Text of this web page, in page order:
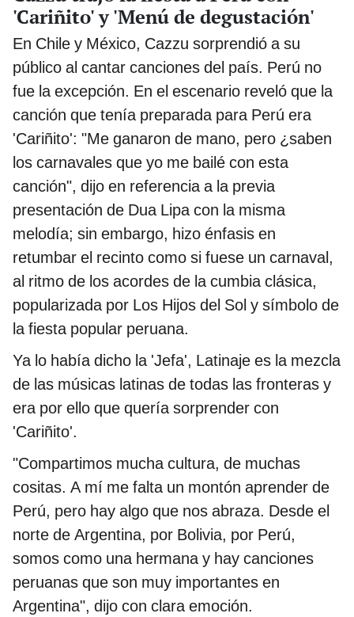
'Cariñito' y 'Menú de degustación'
En Chile y México, Cazzu sorprendió a su
público al cantar canciones del país. Perú no
fue la excepción. En el escenario reveló que la
canción que tenía preparada para Perú era
'Cariñito': "Me ganaron de mano, pero ¿saben
los carnavales que yo me bailé con esta
canción", dijo en referencia a la previa
presentación de Dua Lipa con la misma
melodía; sin embargo, hizo énfasis en
retumbar el recinto como si fuese un carnaval,
al ritmo de los acordes de la cumbia clásica,
popularizada por Los Hijos del Sol y símbolo de
la fiesta popular peruana.
Ya lo había dicho la 'Jefa', Latinaje es la mezcla
de las músicas latinas de todas las fronteras y
era por ello que quería sorprender con
'Cariñito'.
"Compartimos mucha cultura, de muchas
cositas. A mí me falta un montón aprender de
Perú, pero hay algo que nos abraza. Desde el
norte de Argentina, por Bolivia, por Perú,
somos como una hermana y hay canciones
peruanas que son muy importantes en
Argentina", dijo con clara emoción.